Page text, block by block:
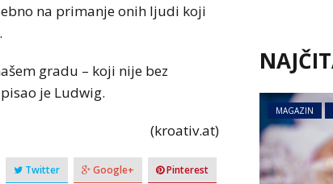
na primanje onih ljudi koji
gradu – koji nije bez
je Ludwig.
(kroativ.at)
Twitter Google+ Pinterest
MAGAZIN